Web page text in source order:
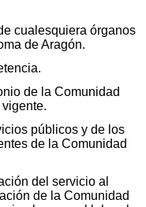
cualesquiera órganos
de Aragón.
de la Comunidad
públicos y de los
de la Comunidad
del servicio al
de la Comunidad